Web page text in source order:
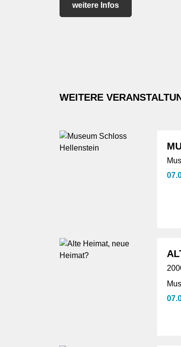
weitere Infos
WEITERE